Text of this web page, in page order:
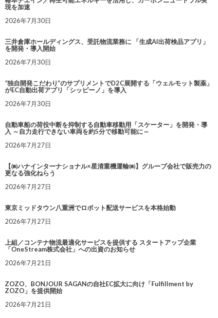
現を加速
2026年7月30日
三井倉庫ホールディングス、受託物流業務に 「生成AI出荷検品アプリ」
を開発・導入開始
2026年7月30日
“独自開発こだわり”のサプリメントでD2C展開する「ウェルモット製薬」
がEC自動出荷アプリ「シッピーノ」を導入
2026年7月30日
自動車船の荷役中断を抑制する自動車移動用「スケーター」を開発・導
入 ～自力走行できない車両を約5分で移動可能に～
2026年7月27日
【㈱ハナインターナショナル×星清重機運輸㈱】グループ会社で販売力の
更なる強化ねらう
2026年7月27日
東京ミッドタウン八重洲でロボット配送サービスを本格始動
2026年7月27日
上組／コンテナ物流最適化サービスを提供する スタートアップ企業
「OneStream株式会社」への出資のお知らせ
2026年7月21日
ZOZO、BONJOUR SAGANの自社EC拡大に向け「Fulfillment by
ZOZO」を提供開始
2026年7月21日